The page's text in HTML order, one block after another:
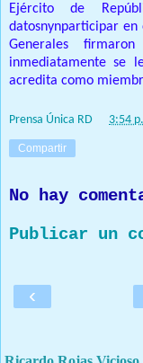
Ejército de
datosnynparticipar en
Generales
inmediatamente se
acredita como
Prensa Única RD 3:54
Compartir
No hay
Publicar un
‹